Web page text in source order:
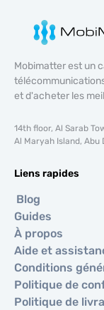
Mobimatter est un
et d'acheter les
14th floor, Al Sarab
Al Maryah Island, Abu
Liens rapides
Blog
Guides
À propos
Aide et
Conditions
Politique de
Politique de